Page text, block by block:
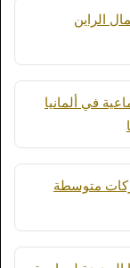
الراين
في ألمانيا
متوسطة